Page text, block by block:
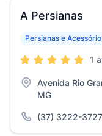
A Persianas
Persianas e
1
Avenida Rio
MG
(37) 3222-3727